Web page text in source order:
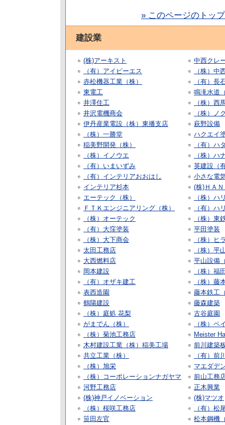
» このページのトッ
建設業
(株)アーキスト
（有）アイピーエス
赤松機器工業（株）
東電工
井澤住工
井沢電機商会
伊丹産業電設（株）東播支店
（株）一勝堂
稲美野開発（株）
（株）イノウエ
（有）いまいずみ
（有）インテリアおおはし
インテリア杉本
エーテック（株）
ＦＴＫエンジニアリング（株）
（株）オーテック
（有）大窪塗装
（株）大下商会
太田工務店
大西燃料店
岡本建設
（有）オザキ建工
表西造園
鶴陽建設
（株）庭処 花梨
がまでん（株）
（株）菊池工務店
木村建設工業（株）稲美工場
共立工業（株）
（株）旭栄
（株）コーポレーションナガヤマ
河野工務店
(株)神戸イノベーション
（株）桜咲工務店
笹田左官
中西クレ
（株）中
（有）長
鳴滝水道
（株）西
（株）ノ
萩野設備
ハクエイ
（有）ハ
（株）ハ
英建設（
小さな電
(株)ＨＡ
（株）ハ
（有）ハ
（株）東
平田塗装
（株）ヒ
（株）平
平山設備
（株）福
（株）藤
藤本鉄工
藤森建築
古谷庭園
（株）ペ
Meister
前川建築
（有）前
マエダデ
前山工務
正木興業
(株)マツオ
（有）松
松本鋼機